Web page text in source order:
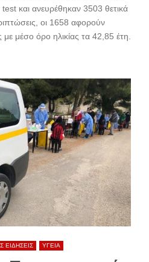
και ανευρέθηκαν 3503 θετικά
οι 1658 αφορούν
με μέσο όρο ηλικίας τα 42,85 έτη.
ΕΙΔΗΣΕΙΣ ΥΓΕΙΑ